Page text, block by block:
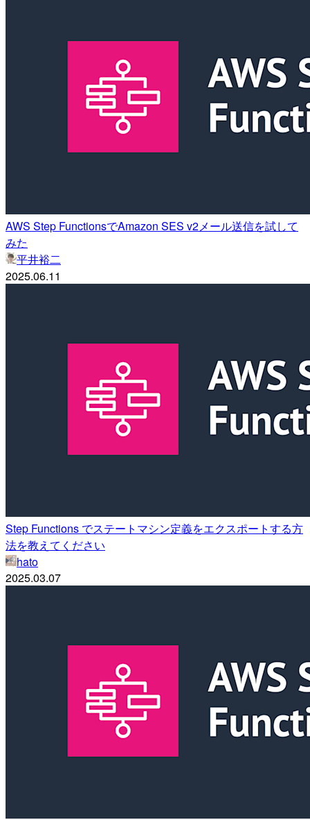
AWS Step FunctionsでAmazon SES v2メール送信を試して
みた
平井裕二
2025.06.11
Step Functions でステートマシン定義をエクスポートする方
法を教えてください
hato
2025.03.07